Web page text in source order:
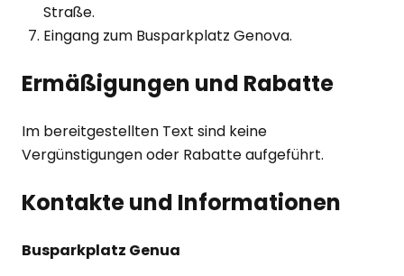
Straße.
Eingang zum Busparkplatz Genova.
Ermäßigungen und Rabatte
Im bereitgestellten Text sind keine
Vergünstigungen oder Rabatte aufgeführt.
Kontakte und Informationen
Busparkplatz Genua